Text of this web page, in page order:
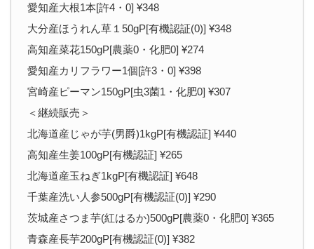
愛知産大根1本[許4・0] ¥348
大分産ほうれん草１50gP[有機認証(0)] ¥348
高知産菜花150gP[農薬0・化肥0] ¥274
愛知産カリフラワー1個[許3・0] ¥398
宮崎産ピーマン150gP[虫3菌1・化肥0] ¥307
＜継続販売＞
北海道産じゃが芋(男爵)1kgP[有機認証] ¥440
高知産生姜100gP[有機認証] ¥265
北海道産玉ねぎ1kgP[有機認証] ¥648
千葉産洗い人参500gP[有機認証(0)] ¥290
茨城産さつま芋(紅はるか)500gP[農薬0・化肥0] ¥365
青森産長芋200gP[有機認証(0)] ¥382